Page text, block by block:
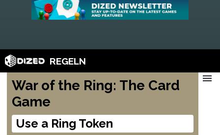
REGELN
War of the Ring: The Card
Game
Use a Ring Token
menu